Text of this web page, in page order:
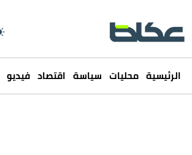
الرئيسية محليات سياسة اقتصاد فيديو